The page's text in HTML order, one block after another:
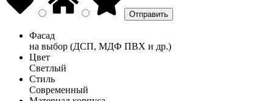
Фасад
на выбор (ДСП, МДФ ПВХ и др.)
Цвет
Светлый
Стиль
Современный